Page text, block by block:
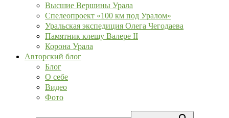
Высшие Вершины Урала
Спелеопроект «100 км под Уралом»
Уральская экспедиция Олега Чегодаева
Памятник клещу Валере II
Корона Урала
Авторский блог
Блог
О себе
Видео
Фото